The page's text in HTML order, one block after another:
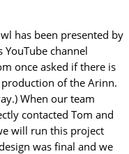
has been presented by
channel
once asked if there is
of the Arinn.
When our team
contacted Tom and
will run this project
was final and we